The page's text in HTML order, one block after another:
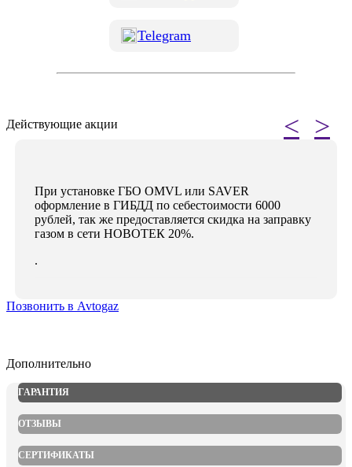
Telegram
Действующие акции < >
При установке ГБО OMVL или SAVER
оформление в ГИБДД по себестоимости 6000
рублей, так же предоставляется скидка на заправку
газом в сети НОВОТЕК 20%.
.
Позвонить в Avtogaz
Дополнительно
ГАРАНТИЯ
ОТЗЫВЫ
СЕРТИФИКАТЫ